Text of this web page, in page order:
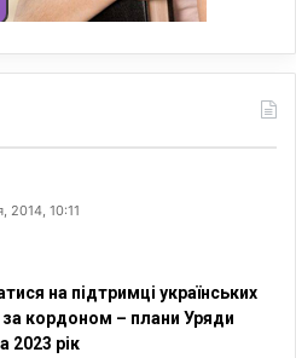
2014, 10:11
на підтримці українських
за кордоном – плани Уряди
2023 рік